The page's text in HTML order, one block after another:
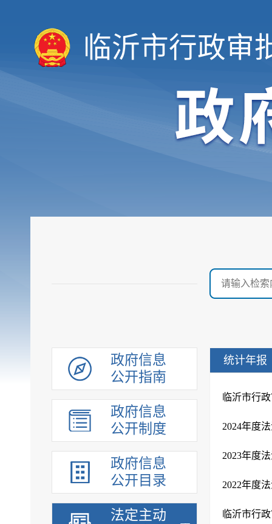
临沂市行政审
政府信息
公开指南
政府信息
公开制度
政府信息
公开目录
法定主动
统计年报
临沂市行
2024年度
2023年度
2022年度
临沂市行